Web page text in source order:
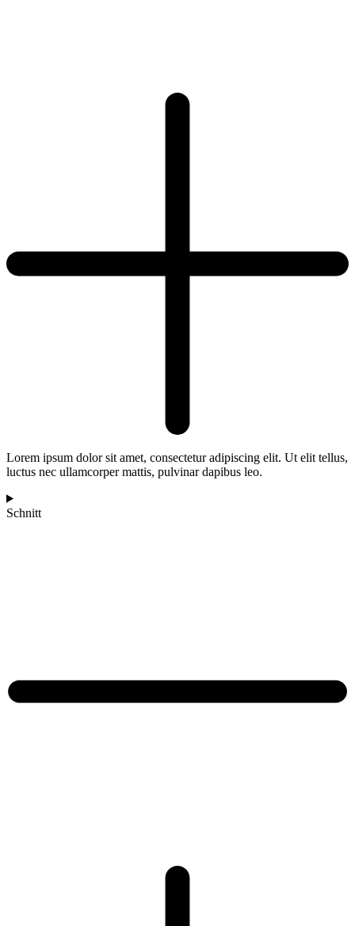
Lorem ipsum dolor sit amet, consectetur adipiscing elit. Ut elit tellus,
luctus nec ullamcorper mattis, pulvinar dapibus leo.
Schnitt